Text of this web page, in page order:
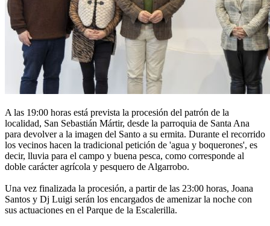
A las 19:00 horas está prevista la procesión del patrón de la
localidad, San Sebastián Mártir, desde la parroquia de Santa Ana
para devolver a la imagen del Santo a su ermita. Durante el recorrido
los vecinos hacen la tradicional petición de 'agua y boquerones', es
decir, lluvia para el campo y buena pesca, como corresponde al
doble carácter agrícola y pesquero de Algarrobo.
Una vez finalizada la procesión, a partir de las 23:00 horas, Joana
Santos y Dj Luigi serán los encargados de amenizar la noche con
sus actuaciones en el Parque de la Escalerilla.